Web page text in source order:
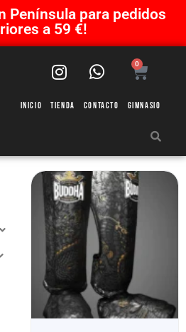
Península para pedidos
a 59 €!
0
Inicio Tienda Contacto Gimnasio